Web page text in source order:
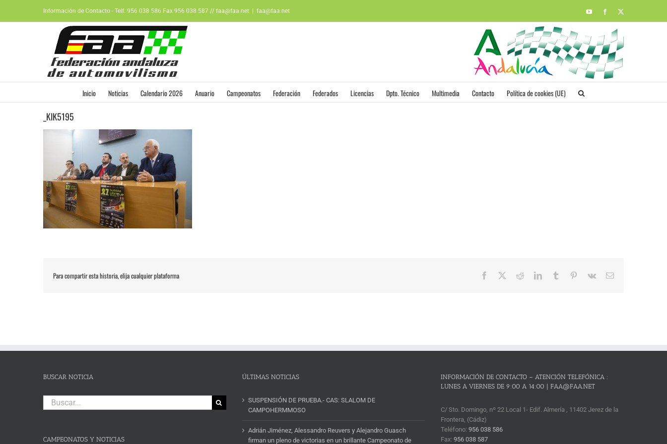
contenido
Información de Contacto - Telf. 956 038 586 Fax 956 038 587 // faa@faa.net faa@faa.net YouTubeFacebook
Inicio Noticias Calendario 2026 Anuario Campeonatos Federación Federados Licencias Dpto. Técnico Multimedia Contacto Política de cookies (UE)
_KIK5195
Para compartir esta historia, elija cualquier plataforma Facebook RedditLinkedInTumblr Pinterest
Vk
Correo
BUSCAR NOTICIA
Buscar:
CAMPEONATOS Y NOTICIAS
ÚLTIMAS NOTICIAS
SUSPENSIÓN DE PRUEBA.- CAS: SLALOM DE
CAMPOHERMMOSO
Adrián Jiménez, Alessandro Reuvers y Alejandro Guasch
firman un pleno de victorias en un brillante Campeonato de
INFORMACIÓN DE CONTACTO – ATENCIÓN TELEFÓNICA :
LUNES A VIERNES DE 9:00 A 14:00 | FAA@FAA.NET
C/ Sto. Domingo, nº 22 Local 1- Edif. Almería , 11402 Jerez de la
Frontera, (Cádiz)
Teléfono:956 038 586
Fax:956 038 587